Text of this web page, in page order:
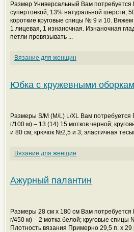
Размер Универсальный Вам
супертонкой, 13% натуральной шерсти;
короткие круговые спицы № 9 и 10.
1 лицевая, 1 изнаночная. Изнаночная
петли провязывать ...
Вязание для женщин
Юбка с кружевными
Размеры S/M (M/L) L/XL Вам
г/100 м) – 13 (14) 15 мотков черной;
и 80 см; крючок №2,5 и 3; эластичная
Вязание для женщин
Ажурный палантин
Размеры 28 см х 180 см Вам
г/450 м) – 2 мотка белой; круговые
Плотность вязания Примерно 29,5 п. х 29